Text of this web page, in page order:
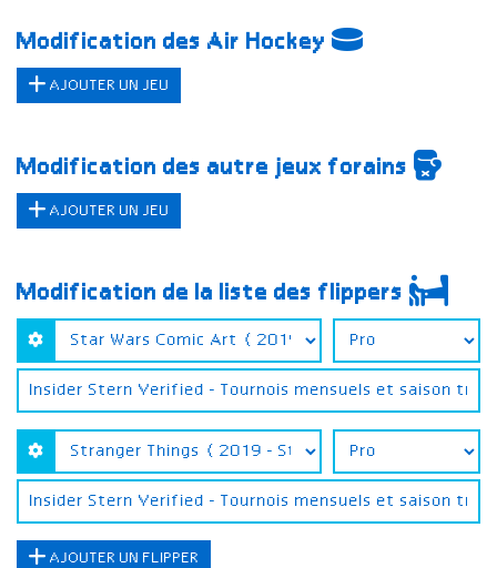
Modification des Air Hockey
AJOUTER UN JEU
Modification des autre jeux forains
AJOUTER UN JEU
Modification de la liste des flippers
AJOUTER UN FLIPPER